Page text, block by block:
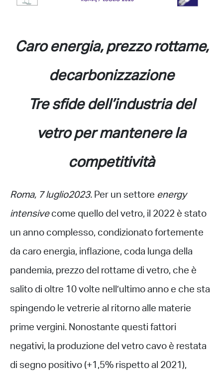
Caro energia, prezzo rottame,
decarbonizzazione
Tre sfide dell’industria del
vetro per mantenere la
competitività
Roma, 7 luglio2023. Per un settore energy
intensive come quello del vetro, il 2022 è stato
un anno complesso, condizionato fortemente
da caro energia, inflazione, coda lunga della
pandemia, prezzo del rottame di vetro, che è
salito di oltre 10 volte nell’ultimo anno e che sta
spingendo le vetrerie al ritorno alle materie
prime vergini. Nonostante questi fattori
negativi, la produzione del vetro cavo è restata
di segno positivo (+1,5% rispetto al 2021),